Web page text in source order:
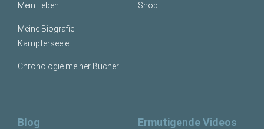
Mein Leben
Meine Biografie:
Kämpferseele
Chronologie meiner Bücher
Shop
Blog Ermutigende Videos